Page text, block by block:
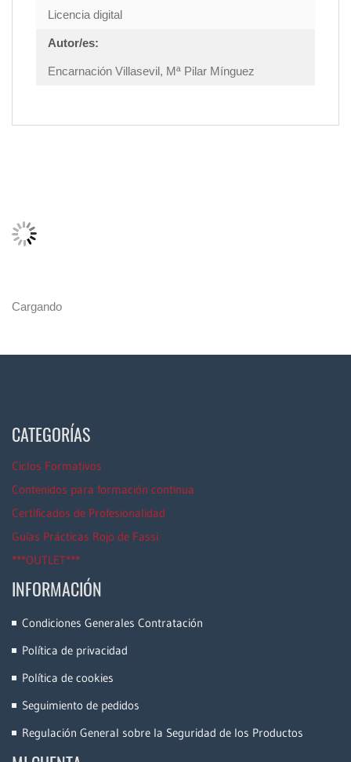
Licencia digital
Autor/es:
Encarnación Villasevil, Mª Pilar Mínguez
Cargando
CATEGORÍAS
Ciclos Formativos
Contenidos para formación continua
Certificados de Profesionalidad
Guías Prácticas Rojo de Fassi
***OUTLET***
INFORMACIÓN
Condiciones Generales Contratación
Política de privacidad
Política de cookies
Seguimiento de pedidos
Regulación General sobre la Seguridad de los Productos